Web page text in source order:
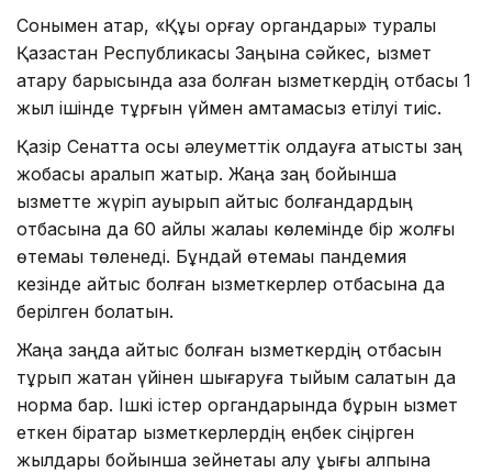
Сонымен қатар, «Құқық қорғау органдары» туралы
Қазақстан Республикасы Заңына сәйкес, қызмет
атқару барысында қаза болған қызметкердің отбасы 1
жыл ішінде тұрғын үймен қамтамасыз етілуі тиіс.
Қазір Сенатта осы әлеуметтік қолдауға қатысты заң
жобасы қаралып жатыр. Жаңа заң бойынша
қызметте жүріп ауырып қайтыс болғандардың
отбасына да 60 айлық жалақы көлемінде бiр жолғы
өтемақы төленеді. Бұндай өтемақы пандемия
кезінде қайтыс болған қызметкерлер отбасына да
берілген болатын.
Жаңа заңда қайтыс болған қызметкердің отбасын
тұрып жатқан үйінен шығаруға тыйым салатын да
норма бар. Ішкі істер органдарында бұрын қызмет
еткен бірқатар қызметкерлердің еңбек сіңірген
жылдары бойынша зейнетақы алу құқығы қалпына